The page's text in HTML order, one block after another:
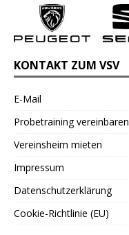
KONTAKT ZUM VSV
E-Mail
Probetraining vereinbaren
Vereinsheim mieten
Impressum
Datenschutzerklärung
Cookie-Richtlinie (EU)